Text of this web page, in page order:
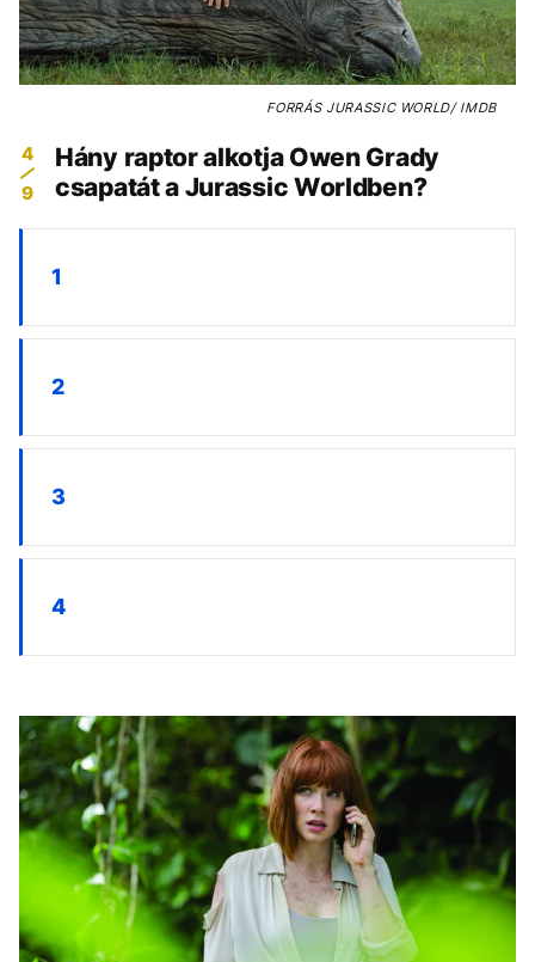
FORRÁSJURASSIC WORLD/ IMDB
4
9
Hány raptor alkotja Owen Grady
csapatát a Jurassic Worldben?
1
2
3
4